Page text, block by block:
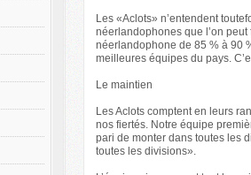
Les «Aclots» n’entendent
néerlandophones que l’on
néerlandophone de 85 % à 90
meilleures équipes du pays.
Le maintien
Les Aclots comptent en leurs
nos fiertés. Notre équipe
pari de monter dans toutes les
toutes les divisions».